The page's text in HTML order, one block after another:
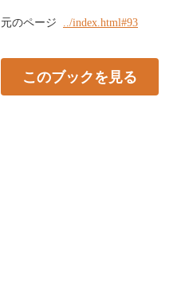
元のページ ../index.html#93
このブックを見る